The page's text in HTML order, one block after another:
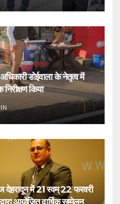
डोईवाला के नेतृत्व में
किया
में 21 स्वम् 22 फरवरी